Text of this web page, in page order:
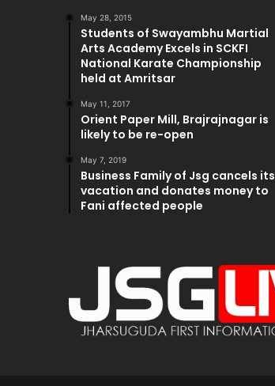
May 28, 2015
Students of Swayambhu Martial
Arts Academy Excels in SCKFI
National Karate Championship
held at Amritsar
May 11, 2017
Orient Paper Mill, Brajrajnagar is
likely to be re-open
May 7, 2019
Business Family of Jsg cancels its
vacation and donates money to
Fani affected people